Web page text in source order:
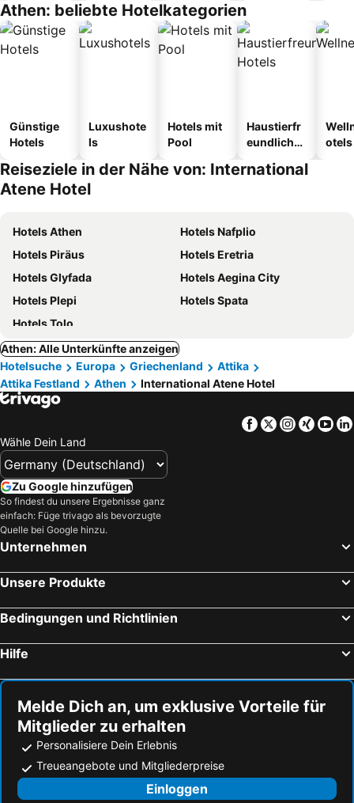
Athen: beliebte Hotelkategorien
Günstige
Hotels
Luxushote
ls
Hotels mit
Pool
Haustierfr
eundliche
otels
Reiseziele in der Nähe von: International
Atene Hotel
Hotels Athen
Hotels Nafplio
Hotels Piräus
Hotels Eretria
Hotels Glyfada
Hotels Aegina City
Hotels Plepi
Hotels Spata
Hotels Tolo
Athen: Alle Unterkünfte anzeigen
Hotelsuche
Europa Griechenland
Attika
Attika Festland
Athen International Atene Hotel
Facebook
TwitterXing
Wähle Dein Land
Zu Google hinzufügen
So findest du unsere Ergebnisse ganz
einfach: Füge trivago als bevorzugte
Quelle bei Google hinzu.
Unternehmen
Unsere Produkte
Bedingungen und Richtlinien
Hilfe
Melde Dich an, um exklusive Vorteile für
Mitglieder zu erhalten
Personalisiere Dein Erlebnis
Treueangebote und Mitgliederpreise
Einloggen